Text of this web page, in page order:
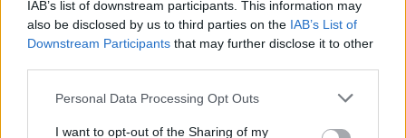
IAB’s list of downstream participants. This information may
also be disclosed by us to third parties on the IAB’s List of
Downstream Participants that may further disclose it to other
Personal Data Processing Opt Outs
I want to opt-out of the Sharing of my
τα μωρά τους, ούτε στη διάρκεια της
εγκυμοσύνης.
Φωτογραφία: iStock